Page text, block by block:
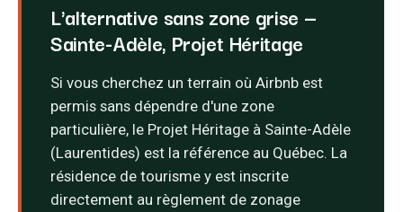
L'alternative sans zone grise —
Sainte-Adèle, Projet Héritage
Si vous cherchez un terrain où Airbnb est
permis sans dépendre d'une zone
particulière, le Projet Héritage à Sainte-Adèle
(Laurentides) est la référence au Québec. La
résidence de tourisme y est inscrite
directement au règlement de zonage